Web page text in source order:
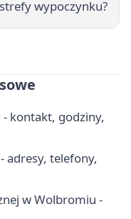
strefy wypoczynku?
kontakt, godziny,
adresy, telefony,
w Wolbromiu -